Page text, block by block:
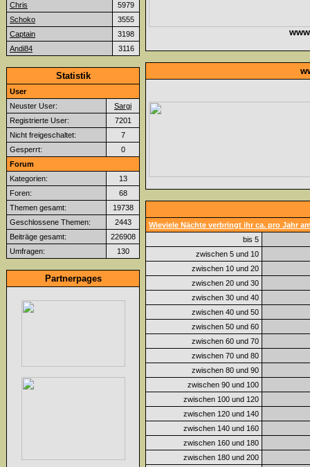
Chris
5979
Schoko
3555
Captain
3198
Andi84
3116
Statistik
User
Neuster User:
Sargi
Registrierte User:
7201
Nicht freigeschaltet:
7
Gesperrt:
0
Forum
Kategorien:
13
Foren:
68
Themen gesamt:
19738
Geschlossene Themen:
2443
Beiträge gesamt:
226908
Umfragen:
130
Partnerpages
Wieviele Nächte verbringt ihr ca. pro Jahr
bis 5
zwischen 5 und 10
zwischen 10 und 20
zwischen 20 und 30
zwischen 30 und 40
zwischen 40 und 50
zwischen 50 und 60
zwischen 60 und 70
zwischen 70 und 80
zwischen 80 und 90
zwischen 90 und 100
zwischen 100 und 120
zwischen 120 und 140
zwischen 140 und 160
zwischen 160 und 180
zwischen 180 und 200